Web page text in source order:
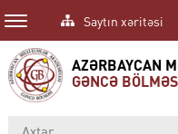
Saytın xəritəsi
AZƏRBAYCAN
GƏNCƏ BÖLMƏSİ